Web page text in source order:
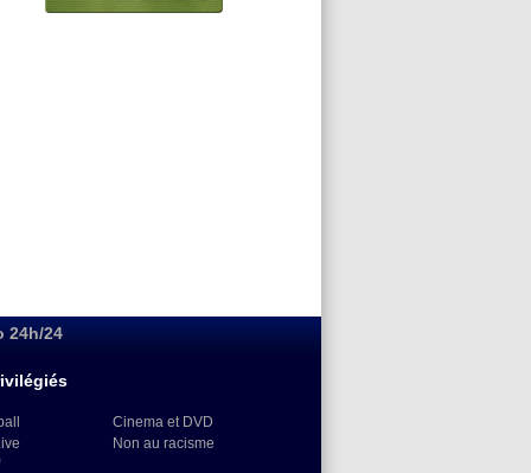
24h/24
Cinema et DVD
Non au racisme